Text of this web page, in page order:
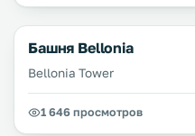
Башня Bellonia
Bellonia Tower
1 646 просмотров